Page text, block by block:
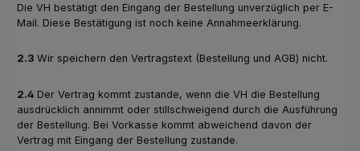
Die VH bestätigt den Eingang der Bestellung unverzüglich per E-
Mail. Diese Bestätigung ist noch keine Annahmeerklärung.
2.3 Wir speichern den Vertragstext (Bestellung und AGB) nicht.
2.4 Der Vertrag kommt zustande, wenn die VH die Bestellung
ausdrücklich annimmt oder stillschweigend durch die Ausführung
der Bestellung. Bei Vorkasse kommt abweichend davon der
Vertrag mit Eingang der Bestellung zustande.